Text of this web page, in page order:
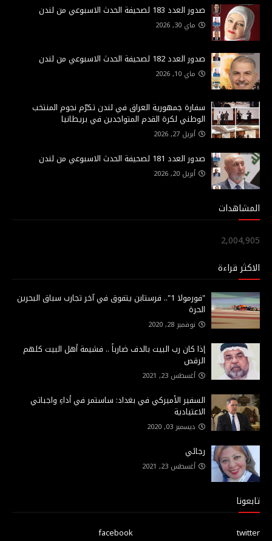
صدور العدد 183 لصحيفة الحدث الاسبوعي من لندن
ماي 30, 2026
صدور العدد 182 لصحيفة الحدث الاسبوعي من لندن
ماي 10, 2026
سفارة جمهورية العراق في لندن تكرّم نجوم المنتخب
الوطني لكرة القدم المتواجدين في بريطانيا
أبريل 27, 2026
صدور العدد 181 لصحيفة الحدث الاسبوعي من لندن
أبريل 20, 2026
المشاهدات
2,004,905
الاكثر قراءة
"فورمولا 1".. فرستابن يتفوق في آخر تجارب سباق البحرين
الحرة
نوفمبر 28, 2020
إذا كان رب البيت بالدف ضارباً .. فشيمة أهل البيت كلهم
الرقص
أغسطس 23, 2021
السفير الأميركي في بغداد: ساستمر في أداءِ واجباتي
الاعتيادية
ديسمبر 03, 2020
رجائي
أغسطس 23, 2021
تابعونا
facebook twitter